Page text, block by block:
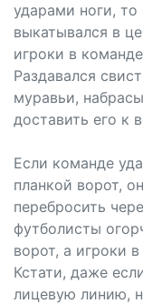
ударами ноги,
выкатывался в
игроки в
Раздавался
муравьи,
доставить его к
Если команде
планкой ворот,
перебросить
футболисты
ворот, а игроки
Кстати, даже
лицевую линию,